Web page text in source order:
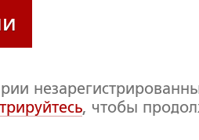
, чтобы